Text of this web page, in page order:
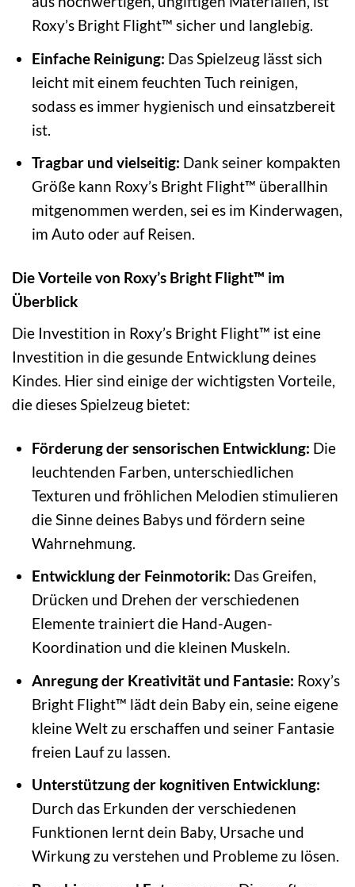
Roxy’s Bright Flight™ sicher und langlebig.
Einfache Reinigung: Das Spielzeug lässt sich
leicht mit einem feuchten Tuch reinigen,
sodass es immer hygienisch und einsatzbereit
ist.
Tragbar und vielseitig: Dank seiner kompakten
Größe kann Roxy’s Bright Flight™ überallhin
mitgenommen werden, sei es im Kinderwagen,
im Auto oder auf Reisen.
Die Vorteile von Roxy’s Bright Flight™ im
Überblick
Die Investition in Roxy’s Bright Flight™ ist eine
Investition in die gesunde Entwicklung deines
Kindes. Hier sind einige der wichtigsten Vorteile,
die dieses Spielzeug bietet:
Förderung der sensorischen Entwicklung: Die
leuchtenden Farben, unterschiedlichen
Texturen und fröhlichen Melodien stimulieren
die Sinne deines Babys und fördern seine
Wahrnehmung.
Entwicklung der Feinmotorik: Das Greifen,
Drücken und Drehen der verschiedenen
Elemente trainiert die Hand-Augen-
Koordination und die kleinen Muskeln.
Anregung der Kreativität und Fantasie: Roxy’s
Bright Flight™ lädt dein Baby ein, seine eigene
kleine Welt zu erschaffen und seiner Fantasie
freien Lauf zu lassen.
Unterstützung der kognitiven Entwicklung:
Durch das Erkunden der verschiedenen
Funktionen lernt dein Baby, Ursache und
Wirkung zu verstehen und Probleme zu lösen.